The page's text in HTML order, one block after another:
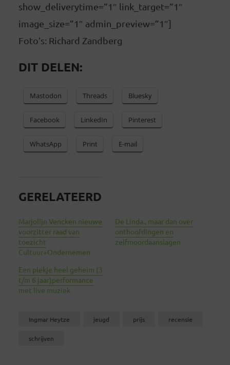
show_deliverytime=”1″ link_target=”1″
image_size=”1″ admin_preview=”1″]
Foto’s: Richard Zandberg
DIT DELEN:
Mastodon Threads Bluesky
Facebook LinkedIn Pinterest
WhatsApp Print E-mail
GERELATEERD
Marjolijn Vencken nieuwe
voorzitter raad van
toezicht
Cultuur+Ondernemen
De Linda., maar dan over
onthoofdingen en
zelfmoordaanslagen
Een plekje heel geheim (3
t/m 6 jaar)performance
met live muziek
Ingmar Heytze jeugd prijs recensie
schrijven